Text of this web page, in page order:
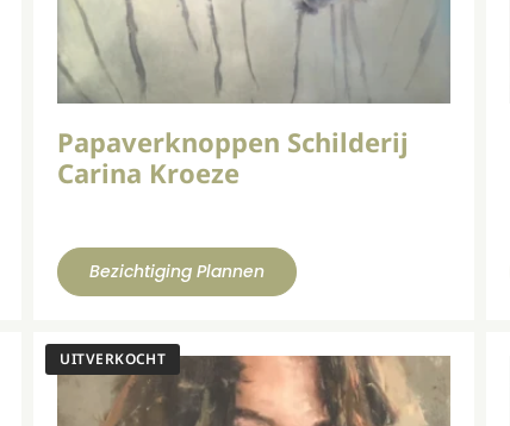
Papaverknoppen Schilderij
Carina Kroeze
Bezichtiging Plannen